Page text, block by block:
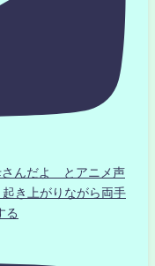
んだよ とアニメ声
き上がりながら両手
る